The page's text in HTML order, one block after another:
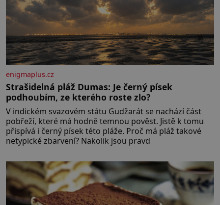
enigmaplus.cz
Strašidelná pláž Dumas: Je černý písek
podhoubím, ze kterého roste zlo?
V indickém svazovém státu Gudžarát se nachází část
pobřeží, které má hodně temnou pověst. Jistě k tomu
přispívá i černý písek této pláže. Proč má pláž takové
netypické zbarvení? Nakolik jsou pravd